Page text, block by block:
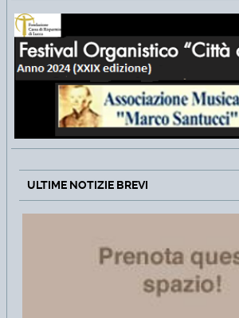
ULTIME NOTIZIE BREVI